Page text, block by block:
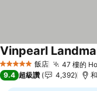
5 星級 飯店 47 樓的
Vinpearl
9.4 超級讚 4,392